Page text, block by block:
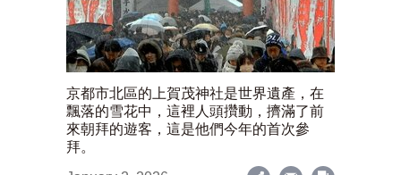
京都市北區的上賀茂神社是世界遺產，在
飄落的雪花中，這裡人頭攢動，擠滿了前
來朝拜的遊客，這是他們今年的首次參
拜。